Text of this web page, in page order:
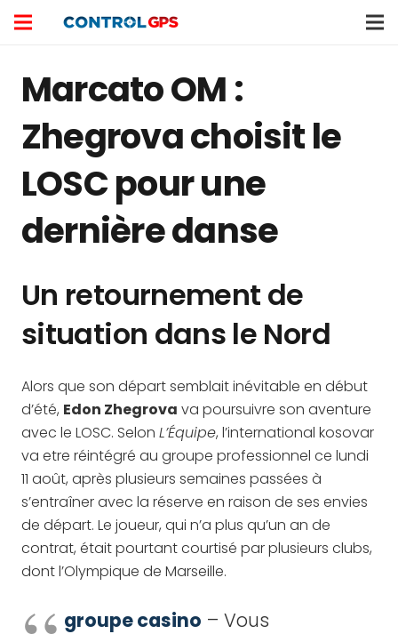
Marcato OM :
Zhegrova choisit le
LOSC pour une
dernière danse
Un retournement de
situation dans le Nord
Alors que son départ semblait inévitable en début
d’été, Edon Zhegrova va poursuivre son aventure
avec le LOSC. Selon L’Équipe, l’international kosovar
va etre réintégré au groupe professionnel ce lundi
11 août, après plusieurs semaines passées à
s’entraîner avec la réserve en raison de ses envies
de départ. Le joueur, qui n’a plus qu’un an de
contrat, était pourtant courtisé par plusieurs clubs,
dont l’Olympique de Marseille.
groupe casino – Vous